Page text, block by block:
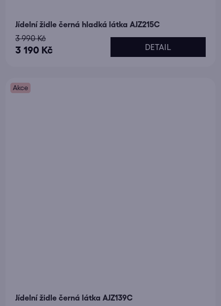
Jídelní židle černá hladká látka AJZ215C
3 190 Kč
3 990 Kč
DETAIL
Akce
Jídelní židle černá látka AJZ139C